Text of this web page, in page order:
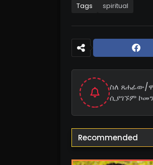
Tags spiritual
ስለ ጸሐፊው/ዋ
ሲያገኙም
Recommended